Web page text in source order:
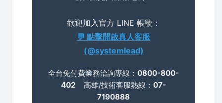
歡迎加入官方 LINE 帳號：
💬 點擊開啟真人客服
(@systemlead)
全台免付費業務洽詢專線： 0800-800-
402 高雄/技術客服熱線： 07-
7190888